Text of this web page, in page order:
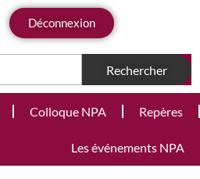
Déconnexion
Colloque NPA Repères
Les événements NPA